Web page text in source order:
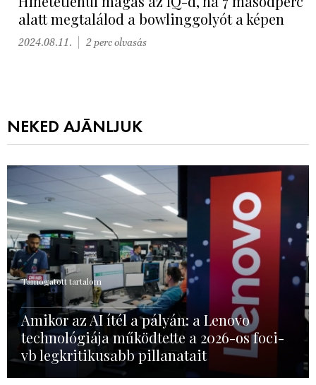
alatt megtalálod a bowlinggolyót a képen
2024.08.11. 2 perc olvasás
NEKED AJÁNLJUK
Támogatott tartalom
Amikor az AI ítél a pályán: a Lenovo
technológiája működtette a 2026-os foci-
vb legkritikusabb pillanatait